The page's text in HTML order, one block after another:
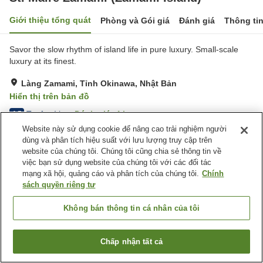
Giới thiệu tổng quát Phòng và Gói giá Đánh giá Thông
Savor the slow rhythm of island life in pure luxury. Small-scale
luxury at its finest.
Làng Zamami, Tỉnh Okinawa, Nhật Bản
Hiển thị trên bản đồ
4.5 Tuyệt vời Đánh giá:4lượt
Tiện nghi chỗ nghỉ
Dịch Vụ Đưa Đón
Giao Hàng Tận Nhà
Bể sục
Nhà hàng
Nhật Bản Tỉnh Okinawa
Làng Zamami
St. Maire Zamami (Zamami Island)
Tìm phòng trống
Website này sử dụng cookie để nâng cao trải nghiệm người
dùng và phân tích hiệu suất với lưu lượng truy cập trên
website của chúng tôi. Chúng tôi cũng chia sẻ thông tin về
việc bạn sử dụng website của chúng tôi với các đối tác
mạng xã hội, quảng cáo và phân tích của chúng tôi. Chính
sách quyền riêng tư
Không bán thông tin cá nhân của tôi
Chấp nhận tất cả